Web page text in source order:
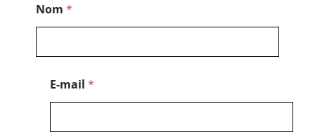
Nom *
E-mail *